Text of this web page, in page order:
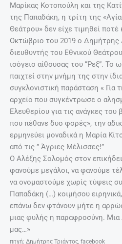
Μαρίκας Κοτοπούλη και της
της Παπαδάκη, η τρίτη της
Θεάτρου» δεν είχε τιμηθεί ποτέ
Οκτώβριο του 2019 ο Δημήτρης
διευθυντής του Εθνικού
ισόγειο αίθουσας του “Ρεξ”. Το
παιχτεί στην μνήμη της στην
συγκλονιστική παράσταση « Για
αρχείο που συγκέντρωσε ο
Ελευθερίου για τις ανάγκες του
που πέθανε δυο φορές», την
ερμηνεύει μοναδικά η Μαρία
από τις ” Άγριες Μέλισσες!”
Ο Αλέξης Σολομός στον
φανούμε μεγάλοι, να φανούμε
να ονομαστούμε χωρίς τύψεις
Παπαδάκη (…) κοιμήσου
επάνω δεν φτάνουν μήτε η
μιας φυλής η παραφροσύνη.
μας…»
πηγή: Δημήτρης Τριάντος, facebook